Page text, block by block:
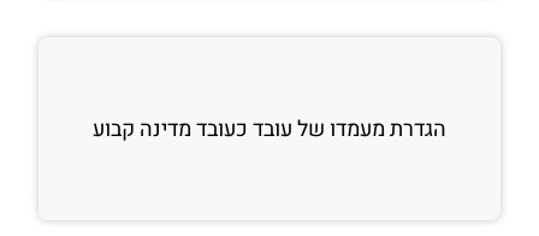
הגדרת מעמדו של עובד כעובד מדינה קבוע